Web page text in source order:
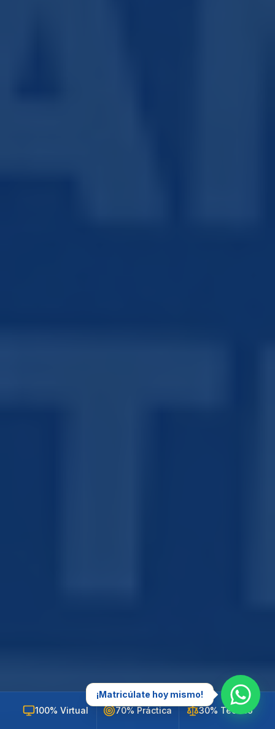
100% Virtual 70% Práctica 30% Teórico
¡Matricúlate hoy mismo!